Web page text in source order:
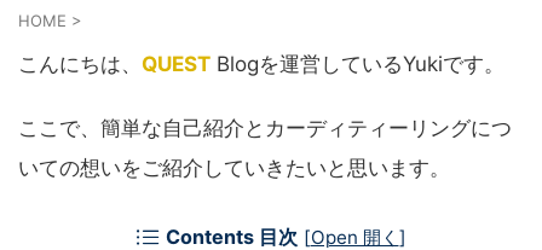
HOME >
こんにちは、 QUEST Blogを運営しているYukiです。
ここで、簡単な自己紹介と カーディティーリングにつ
いての想いをご紹介していきたいと思います。
Contents 目次 [Open 開く ]